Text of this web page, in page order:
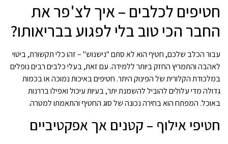
חטיפים לכלבים – איך לצ'פר את
החבר הכי טוב בלי לפגוע בבריאותו?
עבור הכלב שלכם, חטיף הוא לא סתם "נישנוש" – זהו כלי תקשורת, ביטוי
לאהבה והתמריץ החזק ביותר ללמידה. עם זאת, בעלי כלבים רבים נופלים
במלכודת הקלורית של הפינוק היתר. חטיפים באיכות נמוכה או בכמות
גדולה מדי עלולים להוביל להשמנת יתר, בעיות עיכול ואפילו בררנות
באוכל. המפתח הוא בחירה נכונה של סוג החטיף והתאמתו למטרה.
חטיפי אילוף – קטנים אך אפקטיביים